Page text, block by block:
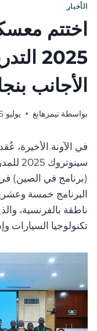
الأخبار
2025
الأجانب
بواسطة تيمزهانغ يوليو 5، 2025
في الآونة الأخيرة،
(برنامج في الصين)
البرنامج خمسة
ناطقة بالفرنسية،
تكنولوجيا السيارات